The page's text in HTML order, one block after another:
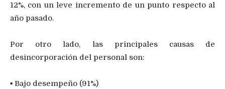
12%, con un leve incremento de un punto respecto al
año pasado.
Por otro lado, las principales causas de
desincorporación del personal son:
▪ Bajo desempeño (91%)